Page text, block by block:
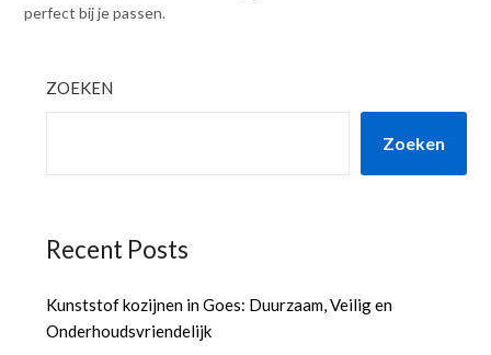
perfect bij je passen.
ZOEKEN
Zoeken
Recent Posts
Kunststof kozijnen in Goes: Duurzaam, Veilig en
Onderhoudsvriendelijk